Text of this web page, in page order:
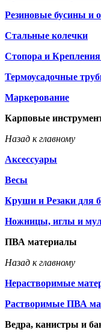
Резиновые бусины и
Стальные колечки
Стопора и Крепления
Термоусадочные
Маркерование
Карповые
Назад к главному
Аксессуары
Весы
Круши и Резаки для
Ножницы, иглы и
ПВА материалы
Назад к главному
Нерастворимые
Растворимые ПВА
Ведра, канистры и